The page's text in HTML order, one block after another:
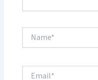
Name*